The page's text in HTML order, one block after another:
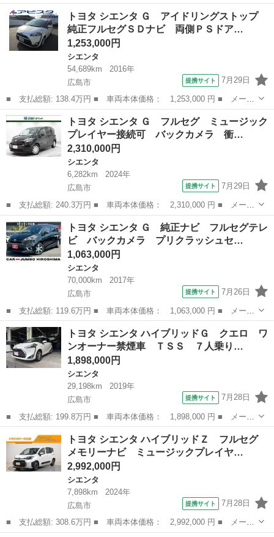
名： トヨタ ■ 車種名： シエンタ ■ グレード名： Ｚ フルセ
グ メモリーナビ ミュージックプレイヤー接続可 バックカメラ
衝突被害軽...
広島 広島市 シエンタ
トヨタ シエンタ Ｇ アイドリングストップ
純正フルセグＳＤナビ 両側ＰＳドア…
1,253,000円
シエンタ
54,689km
2016年
広島市
提携サイト 7月29日
■ 支払総額: 138.4万円 ■ 車両本体価格： 1,253,000 円 ■ メーカ
ー名： トヨタ ■ 車種名： シエンタ ■ グレード名： Ｇ アイ
ドリングストップ 純正フルセグＳＤナビ 両側ＰＳドア スマート
エントリ...
広島 広島市 シエンタ
トヨタ シエンタ Ｇ フルセグ ミュージック
プレイヤー接続可 バックカメラ 衝…
2,310,000円
シエンタ
6,282km
2024年
広島市
提携サイト 7月29日
■ 支払総額: 240.3万円 ■ 車両本体価格： 2,310,000 円 ■ メーカ
ー名： トヨタ ■ 車種名： シエンタ ■ グレード名： Ｇ フル
セグ ミュージックプレイヤー接続可 バックカメラ 衝突被害軽減
システム...
広島 広島市 シエンタ
トヨタ シエンタ Ｇ 純正ナビ フルセグテレ
ビ バックカメラ プリクラッシュセ…
1,063,000円
シエンタ
70,000km
2017年
広島市
提携サイト 7月26日
■ 支払総額: 119.6万円 ■ 車両本体価格： 1,063,000 円 ■ メーカ
ー名： トヨタ ■ 車種名： シエンタ ■ グレード名： Ｇ 純正
ナビ フルセグテレビ バックカメラ プリクラッシュセーフティ
ー ＥＴＣ...
広島 広島市 シエンタ
トヨタ シエンタ ハイブリッドＧ クエロ ワ
ンオーナー禁煙車 ＴＳＳ ７人乗り…
1,898,000円
シエンタ
29,198km
2019年
広島市
提携サイト 7月28日
■ 支払総額: 199.8万円 ■ 車両本体価格： 1,898,000 円 ■ メーカ
ー名： トヨタ ■ 車種名： シエンタ ■ グレード名： ハイブリ
ッドＧ クエロ ワンオーナー禁煙車 ＴＳＳ ７人乗り 純正フル
セグＤＶ...
広島市 シエンタ
トヨタ シエンタ ハイブリッドＺ フルセグ
メモリーナビ ミュージックプレイヤ…
2,992,000円
シエンタ
7,898km
2024年
広島市
提携サイト 7月28日
■ 支払総額: 308.6万円 ■ 車両本体価格： 2,992,000 円 ■ メーカ
ー名： トヨタ ■ 車種名： シエンタ ■ グレード名： ハイブリ